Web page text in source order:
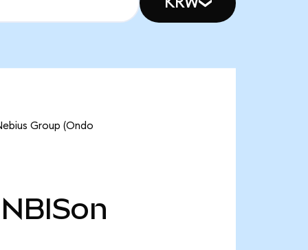
Group (Ondo
NBISon